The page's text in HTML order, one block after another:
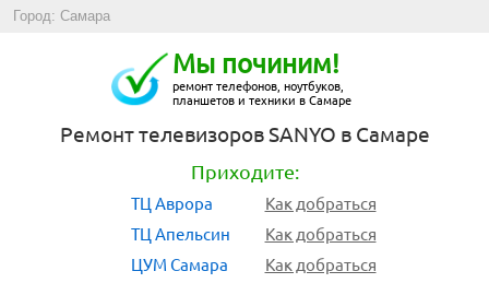
Город: Самара
Мы починим!
ремонт телефонов, ноутбуков,
планшетов и техники в Самаре
Ремонт телевизоров SANYO в Самаре
Приходите:
ТЦ Аврора
Как добраться
ТЦ Апельсин
Как добраться
ЦУМ Самара
Как добраться